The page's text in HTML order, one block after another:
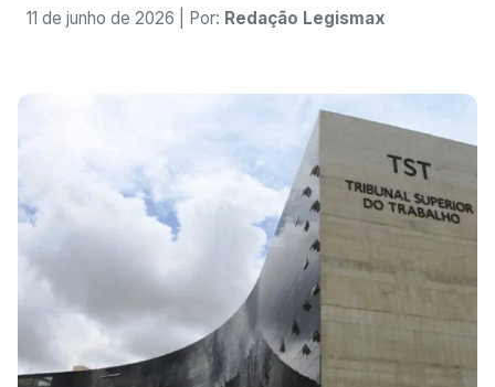
11 de junho de 2026 | Por: Redação Legismax